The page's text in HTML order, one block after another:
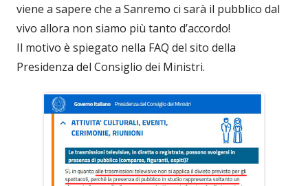
viene a sapere che a Sanremo ci sarà il pubblico dal
vivo allora non siamo più tanto d’accordo!
Il motivo è spiegato nella FAQ del sito della
Presidenza del Consiglio dei Ministri.